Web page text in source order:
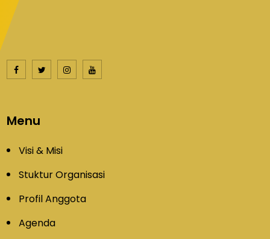
Menu
Visi & Misi
Stuktur Organisasi
Profil Anggota
Agenda